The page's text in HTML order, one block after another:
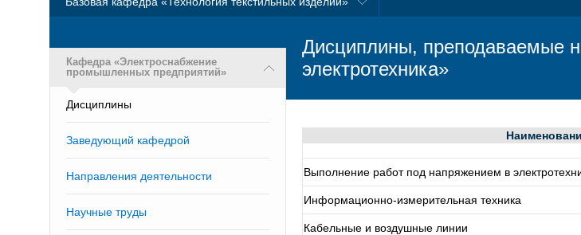
Кафедра «Электроснабжение
промышленных предприятий»
Дисциплины
Заведующий кафедрой
Направления деятельности
Научные труды
Дисциплины, преподаваемые
электротехника»
Выполнение работ под напряжением в
Информационно-измерительная техника
Кабельные и воздушные линии